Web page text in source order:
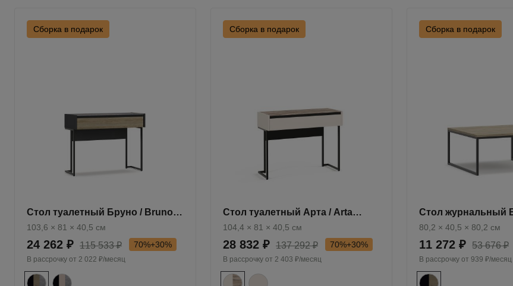
Сборка в подарок
Стол туалетный Бруно / Bruno
BC1030.1
103,6 × 81 × 40,5 см
24 262 ₽ 115 533 ₽ 70%+30%
В рассрочку от 2 022 ₽/месяц
Сборка в подарок
Стол туалетный Арта / Arta
AR1030.1
104,4 × 81 × 40,5 см
28 832 ₽ 137 292 ₽ 70%+30%
В рассрочку от 2 403 ₽/месяц
Сборка в подарок
Стол журнальный
BC102.0
80,2 × 40,5 × 80,2 см
11 272 ₽ 53 676 ₽
В рассрочку от 939 ₽/месяц